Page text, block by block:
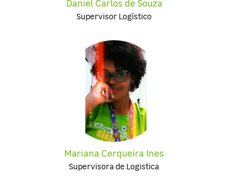
Daniel Carlos de Souza
Supervisor Logístico
Mariana Cerqueira Ines
Supervisora de Logistica